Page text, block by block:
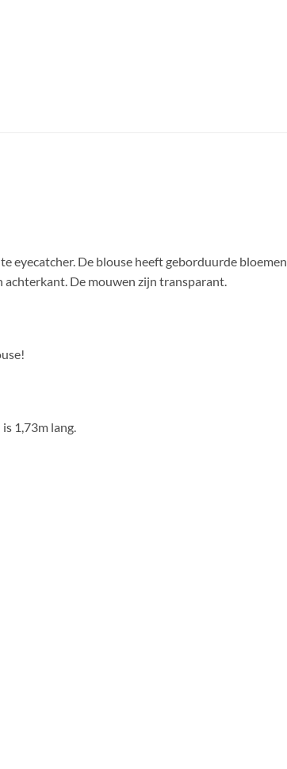
eyecatcher. De blouse heeft geborduurde bloemen
achterkant. De mouwen zijn transparant.
1,73m lang.